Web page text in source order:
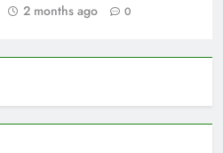
2 months ago 0